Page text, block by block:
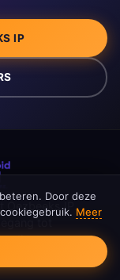
IP
Oezbeeks IP.
tot
diensten.
Door deze
Meer